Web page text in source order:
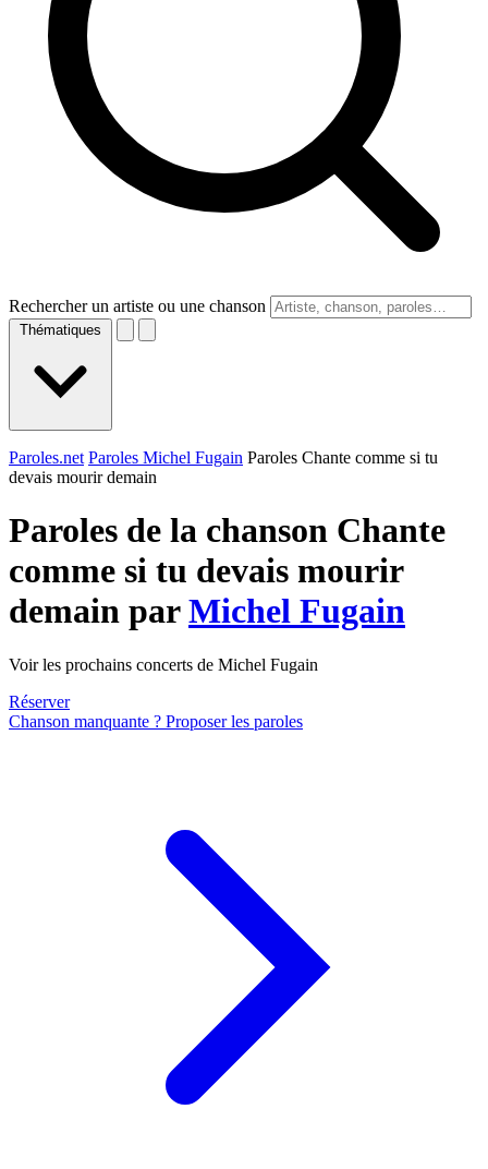
Rechercher un artiste ou une chanson
Thématiques
Paroles.net Paroles Michel Fugain Paroles Chante comme si tu
devais mourir demain
Paroles de la chanson Chante
comme si tu devais mourir
demain parMichel Fugain
Voir les prochains concerts de Michel Fugain
Réserver
Chanson manquante ? Proposer les paroles